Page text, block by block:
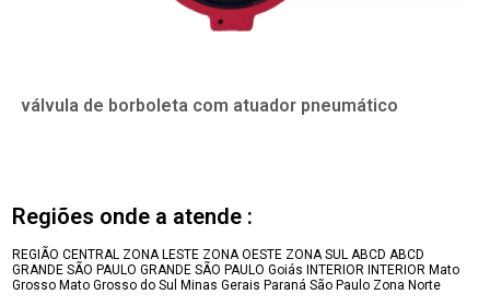
válvula de borboleta com atuador pneumático
Regiões onde a atende :
REGIÃO CENTRAL ZONA LESTE ZONA OESTE ZONA SUL ABCD ABCD
GRANDE SÃO PAULO GRANDE SÃO PAULO Goiás INTERIOR INTERIOR Mato
Grosso Mato Grosso do Sul Minas Gerais Paraná São Paulo Zona Norte